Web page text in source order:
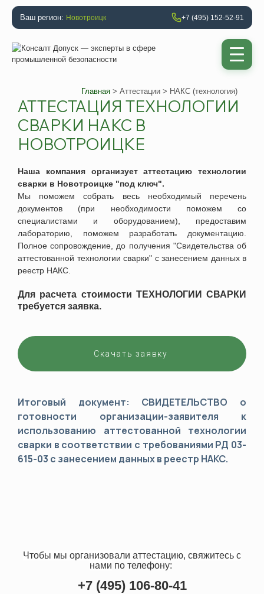
Ваш регион: Новотроицк +7 (495) 152-52-91
Главная > Аттестации > НАКС (технология)
АТТЕСТАЦИЯ ТЕХНОЛОГИИ
СВАРКИ НАКС В
НОВОТРОИЦКЕ
Наша компания организует
аттестацию технологии
сварки в Новотроицке "под ключ".
Мы поможем собрать весь необходимый перечень
документов (при необходимости поможем со
специалистами и оборудованием), предоставим
лабораторию, поможем разработать документацию.
Полное сопровождение, до получения "Свидетельства об
аттестованной технологии сварки" с занесением данных в
реестр НАКС.
Для расчета стоимости ТЕХНОЛОГИИ СВАРКИ
требуется заявка.
Скачать заявку
Итоговый документ: СВИДЕТЕЛЬСТВО о
готовности организации-заявителя к
использованию аттестованной технологии
сварки в соответствии с требованиями РД 03-
615-03 с занесением данных в реестр НАКС.
Чтобы мы организовали аттестацию, свяжитесь с
нами по телефону:
+7 (495) 106-80-41